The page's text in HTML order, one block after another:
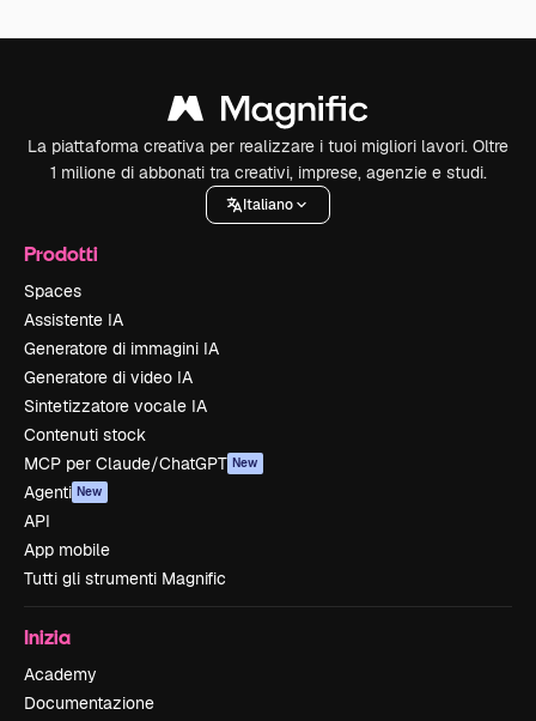
La piattaforma creativa per realizzare i tuoi migliori lavori. Oltre
1 milione di abbonati tra creativi, imprese, agenzie e studi.
Italiano
Prodotti
Spaces
Assistente IA
Generatore di immagini IA
Generatore di video IA
Sintetizzatore vocale IA
Contenuti stock
MCP per Claude/ChatGPT New
Agenti New
API
App mobile
Tutti gli strumenti Magnific
Inizia
Academy
Documentazione